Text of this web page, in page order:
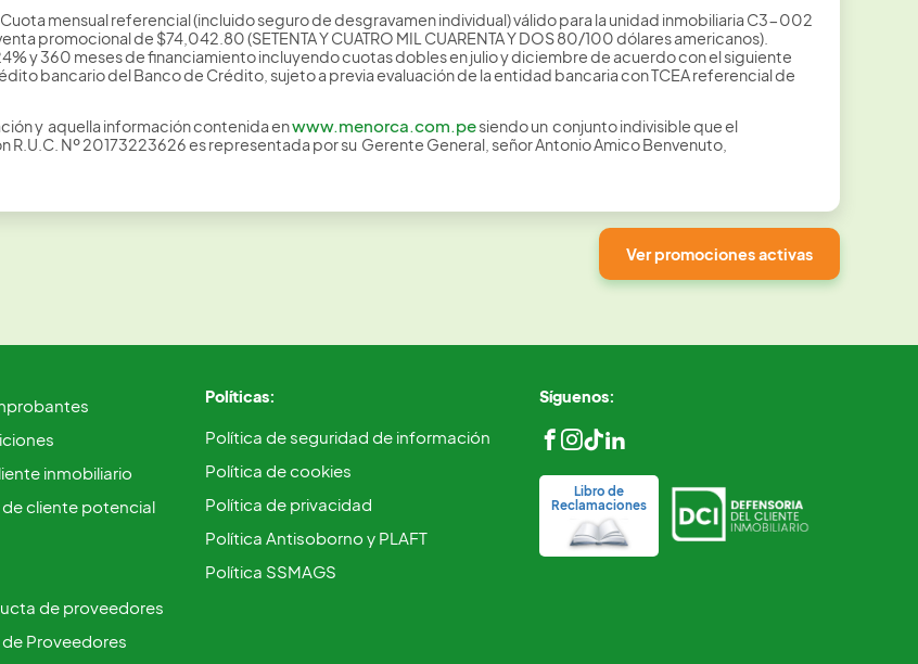
mensual referencial (incluido seguro de desgravamen individual) válido para la unidad inmobiliaria C3-002
promocional de $74,042.80 (SETENTA Y CUATRO MIL CUARENTA Y DOS 80/100 dólares americanos).
y 360 meses de financiamiento incluyendo cuotas dobles en julio y diciembre de acuerdo con el siguiente
bancario del Banco de Crédito, sujeto a previa evaluación de la entidad bancaria con TCEA referencial de
y aquella información contenida enwww.menorca.com.pesiendo un conjunto indivisible que el
Nº 20173223626 es representada por su Gerente General, señor Antonio Amico Benvenuto,
Ver promociones activas
inmobiliario
cliente potencial
de proveedores
Proveedores
Políticas:
Política de seguridad de información
Política de cookies
Política de privacidad
Política Antisoborno y PLAFT
Política SSMAGS
Síguenos:
Libro de
Reclamaciones